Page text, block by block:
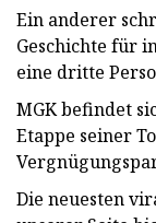
Ein anderer
Geschichte für
eine dritte
MGK befindet
Etappe seiner
Die neuesten